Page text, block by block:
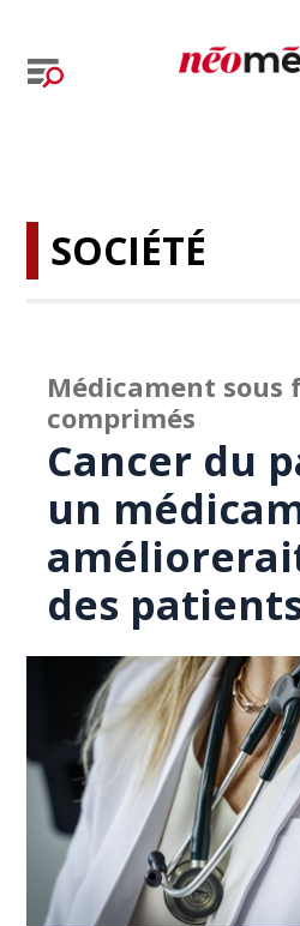
SOCIÉTÉ
Médicament sous
comprimés
Cancer du
un
des